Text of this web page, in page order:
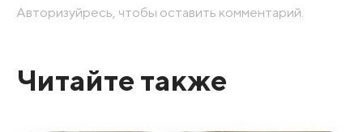
Авторизуйресь, чтобы оставить комментарий.
Читайте также